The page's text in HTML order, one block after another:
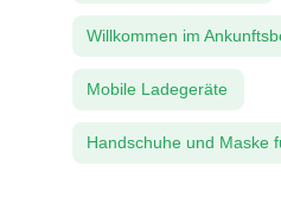
Willkommen im
Mobile Ladegeräte
Handschuhe und Maske